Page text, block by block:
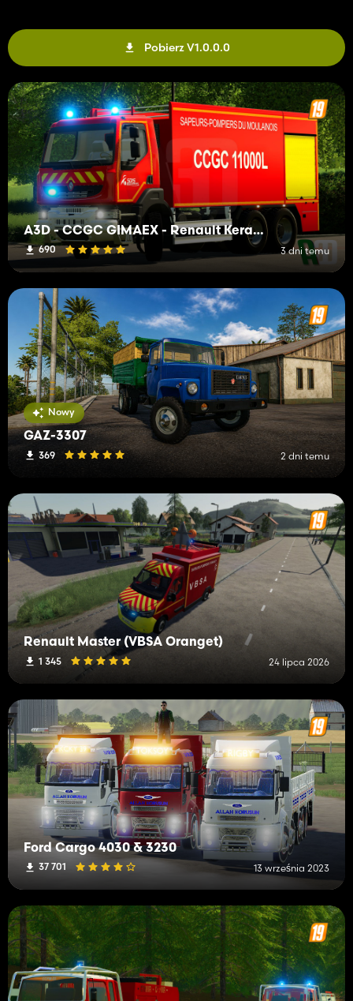
Pobierz V1.0.0.0
A3D - CCGC GIMAEX - Renault Kerax 2011
690 3 dni temu
Nowy
GAZ-3307
369 2 dni temu
Renault Master (VBSA Oranget)
1 345 24 lipca 2026
Ford Cargo 4030 & 3230
37 701 13 września 2023